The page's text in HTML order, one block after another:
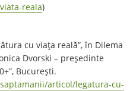
reala)
cu viața reală”, în Dilema
Dvorski – preşedinte
Bucureşti.
articol/legatura-cu-